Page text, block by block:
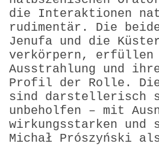
die Interaktionen
rudimentär. Die
Jenufa und die
verkörpern, erfüllen
Ausstrahlung und
Profil der Rolle. Die
sind darstellerisch
unbeholfen – mit
wirkungsstarken und
Michał Prószyński